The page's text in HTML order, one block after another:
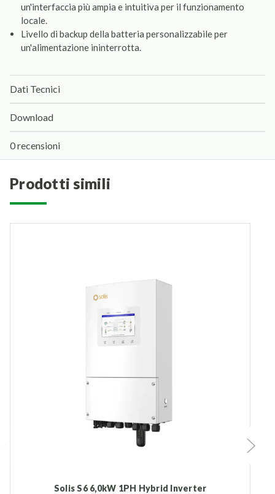
un'interfaccia più ampia e intuitiva per il funzionamento
locale.
Livello di backup della batteria personalizzabile per
un'alimentazione ininterrotta.
Dati Tecnici
Download
0 recensioni
prodotti simili
Solis S6 6,0kW 1PH Hybrid Inverter